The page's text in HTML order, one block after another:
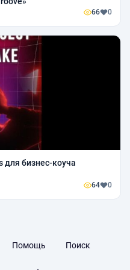
66 0
для бизнес-коуча
64 0
Помощь Поиск